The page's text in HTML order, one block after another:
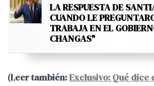
LA RESPUESTA DE
CUANDO LE
TRABAJA EN EL
CHANGAS"
(Leer también:Exclusivo: Qué dice